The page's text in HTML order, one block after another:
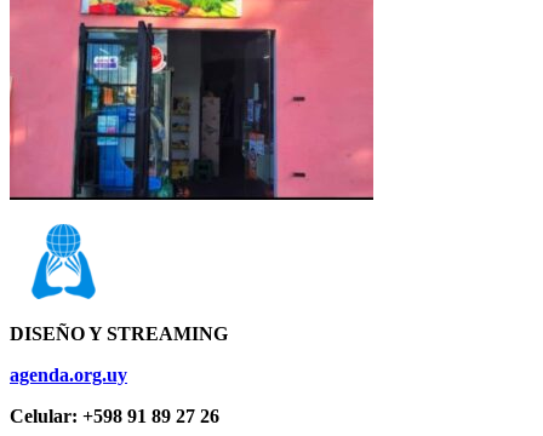
DISEÑO Y STREAMING
agenda.org.uy
Celular: +598 91 89 27 26